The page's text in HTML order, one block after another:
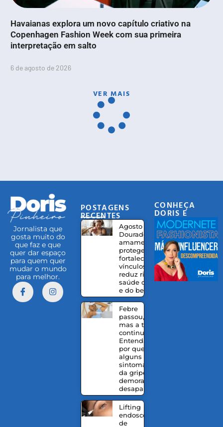
Havaianas explora um novo capítulo criativo na
Copenhagen Fashion Week com sua primeira
interpretação em salto
6 de agosto de 2026
VER MAIS
Jornalista que
gosta muito do
que faz e que
quer dar espaço
para quem quer
mudar o mundo
para melhor.
POSTAGENS
RECENTES
Agosto
Dourado:
amamentação
protege,
fortalece
vínculos e
reduz riscos à
saúde da mãe
e do bebê
Febre
passou,
mas a tosse
continua?
Entenda
por que
alguns
sintomas
da gripe
demoram a
desaparecer
Lifting
endoscópico
de
CONHEÇA
DORIS E
EQUIPE